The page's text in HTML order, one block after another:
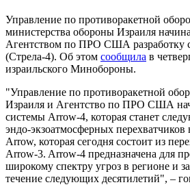
Управление по противоракетной
министерства обороны Израиля
Агентством по ПРО США разработку
(Стрела-4). Об этом сообщила в
израильского Минобороны.
"Управление по противоракетной
Израиля и Агентство по ПРО США
системы Arrow-4, которая станет
эндо-экзоатмосферных
Arrow, которая сегодня состоит из
Arrow-3. Arrow-4 предназначена для
широкому спектру угроз в регионе и
течение следующих десятилетий", –